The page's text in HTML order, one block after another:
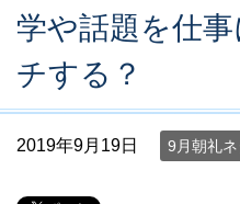
学や話題を仕
チする？
2019年9月19日 9月朝礼ネ